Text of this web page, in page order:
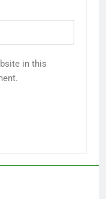
in this